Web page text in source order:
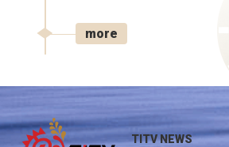
more
TITV NEWS